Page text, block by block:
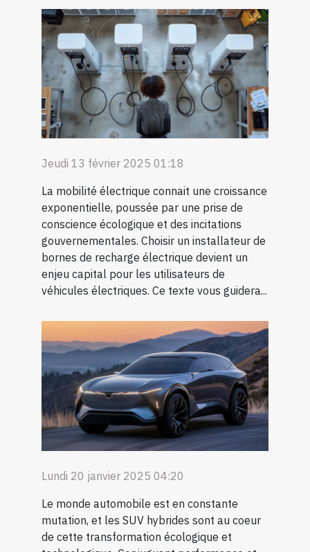
Jeudi 13 février 2025 01:18
La mobilité électrique connait une croissance
exponentielle, poussée par une prise de
conscience écologique et des incitations
gouvernementales. Choisir un installateur de
bornes de recharge électrique devient un
enjeu capital pour les utilisateurs de
véhicules électriques. Ce texte vous guidera...
Lundi 20 janvier 2025 04:20
Le monde automobile est en constante
mutation, et les SUV hybrides sont au coeur
de cette transformation écologique et